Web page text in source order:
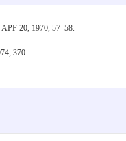
20, 1970, 57–58.
370.